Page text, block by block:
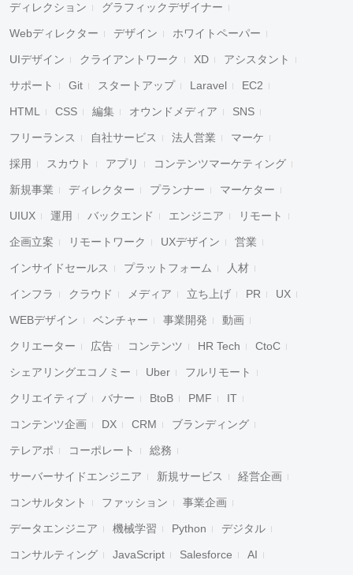
ディレクション グラフィックデザイナー
Webディレクター デザイン ホワイトペーパー
UIデザイン クライアントワーク XD アシスタント
サポート Git スタートアップ Laravel EC2
HTML CSS 編集 オウンドメディア SNS
フリーランス 自社サービス 法人営業 マーケ
採用 スカウト アプリ コンテンツマーケティング
新規事業 ディレクター プランナー マーケター
UIUX 運用 バックエンド エンジニア リモート
企画立案 リモートワーク UXデザイン 営業
インサイドセールス プラットフォーム 人材
インフラ クラウド メディア 立ち上げ PR UX
WEBデザイン ベンチャー 事業開発 動画
クリエーター 広告 コンテンツ HR Tech CtoC
シェアリングエコノミー Uber フルリモート
クリエイティブ バナー BtoB PMF IT
コンテンツ企画 DX CRM ブランディング
テレアポ コーポレート 総務
サーバーサイドエンジニア 新規サービス 経営企画
コンサルタント ファッション 事業企画
データエンジニア 機械学習 Python デジタル
コンサルティング JavaScript Salesforce AI